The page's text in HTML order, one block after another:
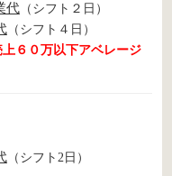
代（シフト２日）
（シフト４日）
６０万以下アベレージ
（シフト2日）